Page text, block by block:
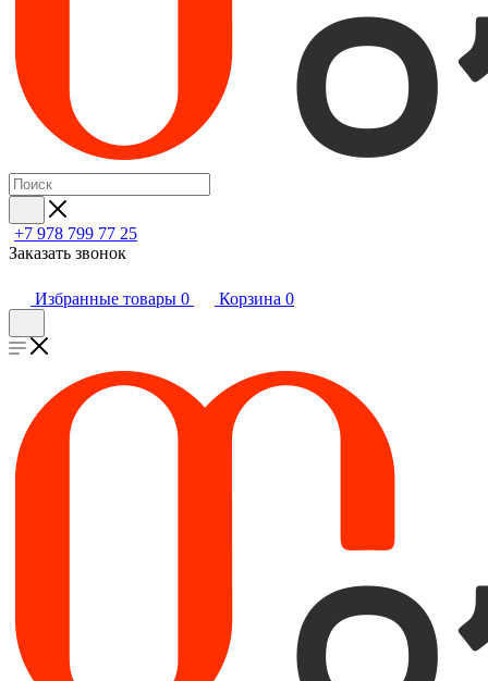
+7 978 799 77 25
Заказать звонок
Избранные товары 0 Корзина 0